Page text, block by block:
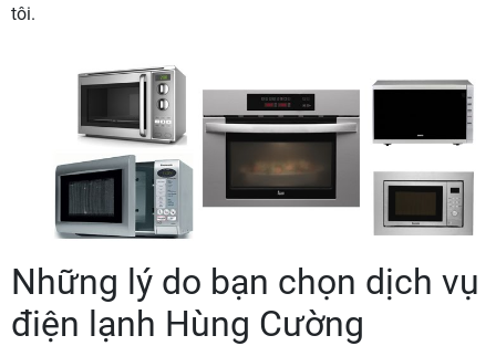
tôi.
Những lý do bạn chọn dịch vụ
điện lạnh Hùng Cường